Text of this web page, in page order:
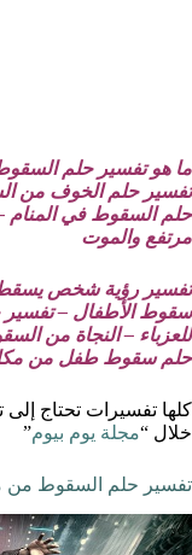
ما هو تفسير حلم
تفسير حلم الخوف من
حلم السقوط في
مرتفع والموت
تفسير رؤية شخص
سقوط الأطفال –
للعزباء – النجاة من
حلم سقوط طفل من
كلها تفسيرات تحتاج
خلال “مجلة يوم بيوم”
تفسير حلم السقوط من